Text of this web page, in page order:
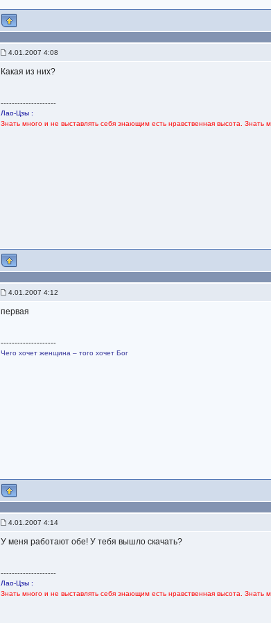
4.01.2007 4:08
Какая из них?
--------------------
Лао-Цзы :
Знать много и не выставлять себя знающим есть нравственная высота.
4.01.2007 4:12
первая
--------------------
Чего хочет женщина – того хочет Бог
4.01.2007 4:14
У меня работают обе! У тебя вышло скачать?
--------------------
Лао-Цзы :
Знать много и не выставлять себя знающим есть нравственная высота.